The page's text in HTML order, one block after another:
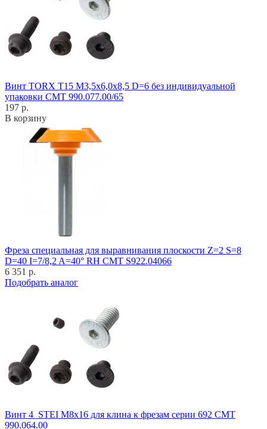
Винт TORX T15 M3,5x6,0x8,5 D=6 без индивидуальной
упаковки CMT 990.077.00/65
197 р.
В корзину
Фреза специальная для выравнивания плоскости Z=2 S=8
D=40 I=7/8,2 A=40° RH CMT S922.04066
6 351 р.
Подобрать аналог
Винт 4_STEI M8x16 для клина к фрезам серии 692 CMT
990.064.00